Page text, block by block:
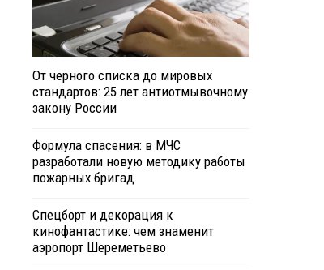
От черного списка до мировых
стандартов: 25 лет антиотмывочному
закону России
Формула спасения: в МЧС
разработали новую методику работы
пожарных бригад
Спецборт и декорация к
кинофантастике: чем знаменит
аэропорт Шереметьево